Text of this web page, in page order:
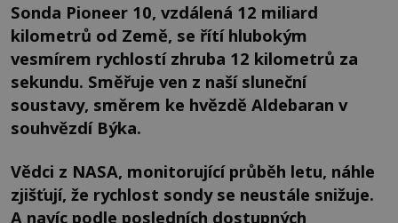
Sonda Pioneer 10, vzdálená 12 miliard
kilometrů od Země, se řítí hlubokým
vesmírem rychlostí zhruba 12 kilometrů za
sekundu. Směřuje ven z naší sluneční
soustavy, směrem ke hvězdě Aldebaran v
souhvězdí Býka.
Vědci z NASA, monitorující průběh letu, náhle
zjišťují, že rychlost sondy se neustále snižuje.
A navíc podle posledních dostupných